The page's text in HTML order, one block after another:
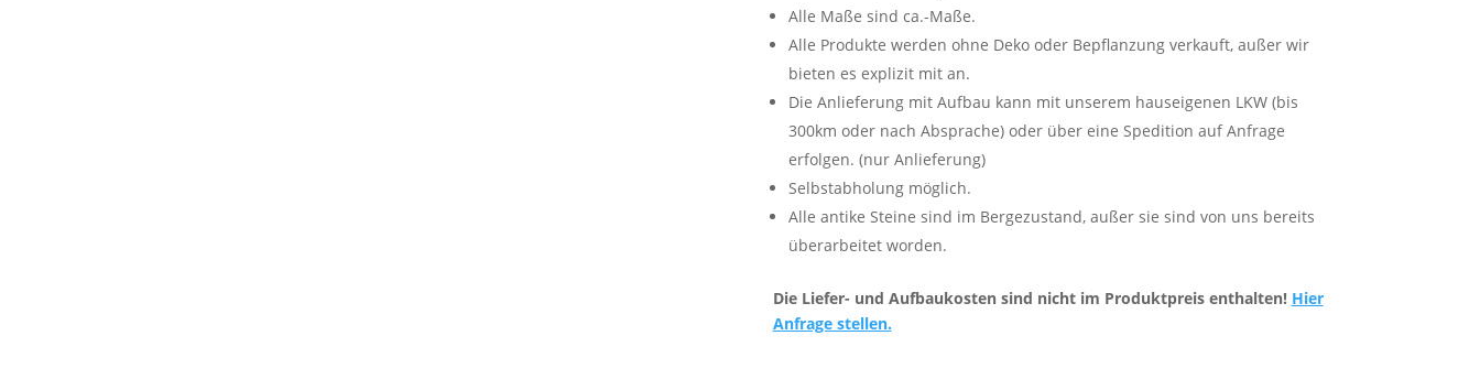
Alle Maße sind ca.-Maße.
Alle Produkte werden ohne Deko oder Bepflanzung verkauft, außer wir
bieten es explizit mit an.
Die Anlieferung mit Aufbau kann mit unserem hauseigenen LKW (bis
300km oder nach Absprache) oder über eine Spedition auf Anfrage
erfolgen. (nur Anlieferung)
Selbstabholung möglich.
Alle antike Steine sind im Bergezustand, außer sie sind von uns bereits
überarbeitet worden.
Die Liefer- und Aufbaukosten sind nicht im Produktpreis enthalten! Hier
Anfrage stellen.